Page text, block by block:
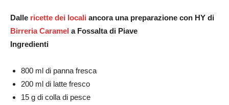
Dalle ricette dei locali ancora una preparazione con HY di
Birreria Caramel a Fossalta di Piave
Ingredienti
800 ml di panna fresca
200 ml di latte fresco
15 g di colla di pesce